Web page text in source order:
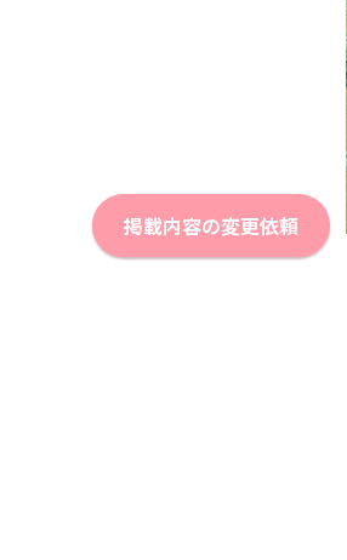
掲載内容の変更依頼